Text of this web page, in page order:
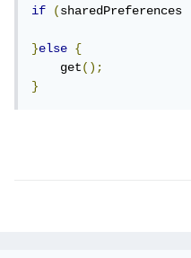
if (
}else
{
    get
();
}